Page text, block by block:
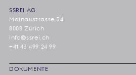
SSREI AG
Mainaustrasse 34
8008 Zürich
info@ssrei.ch
+41 43 499 24 99
DOKUMENTE